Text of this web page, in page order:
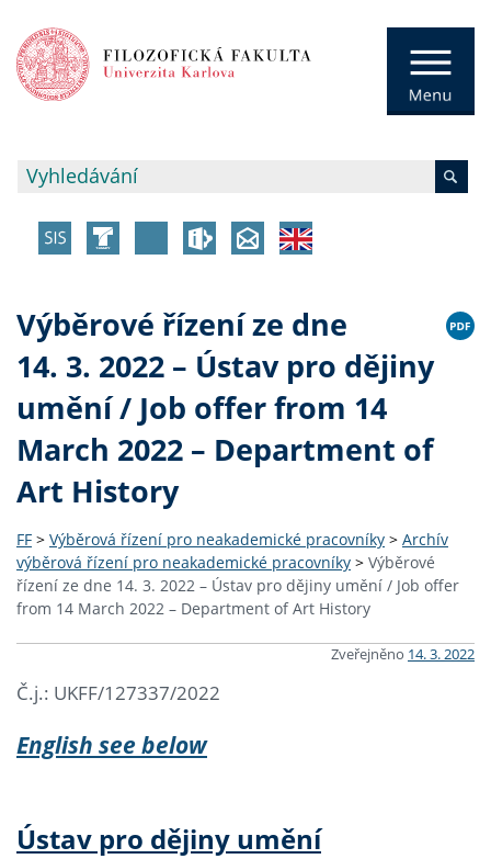
Výběrové řízení ze dne
14. 3. 2022 – Ústav pro dějiny
umění / Job offer from 14
March 2022 – Department of
Art History
FF > Výběrová řízení pro neakademické pracovníky > Archív
výběrová řízení pro neakademické pracovníky > Výběrové
řízení ze dne 14. 3. 2022 – Ústav pro dějiny umění / Job offer
from 14 March 2022 – Department of Art History
Zveřejněno 14. 3. 2022
Č.j.: UKFF/127337/2022
English see below
Ústav pro dějiny umění